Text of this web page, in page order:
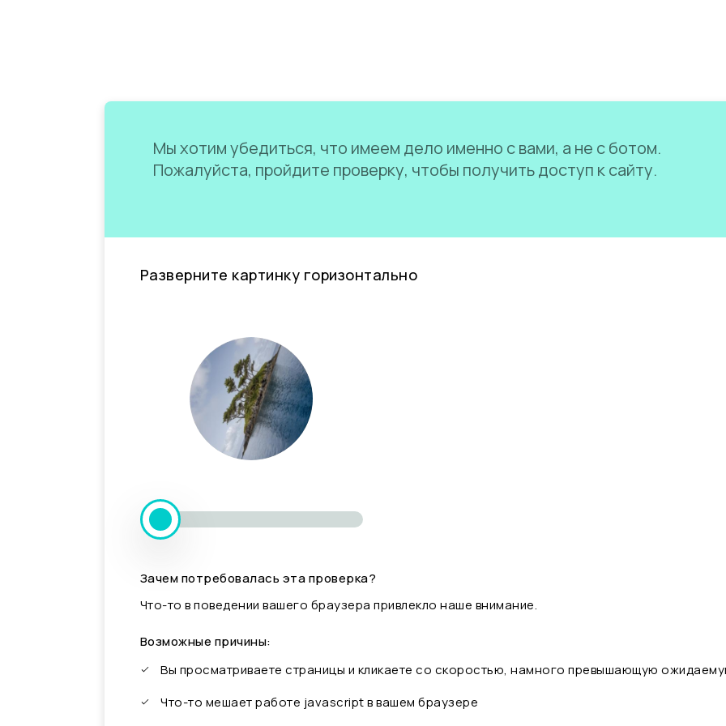
Мы хотим убедиться, что имеем дело именно с вами, а не с ботом.
Пожалуйста, пройдите проверку, чтобы получить доступ к сайту.
Разверните картинку горизонтально
Зачем потребовалась эта проверка?
Что-то в поведении вашего браузера привлекло наше внимание.
Возможные причины:
Вы просматриваете страницы и кликаете со скоростью, намного превышающую
Что-то мешает работе javascript в вашем браузере